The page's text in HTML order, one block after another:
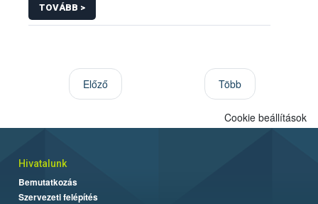
TOVÁBB >
Előző Több
Cookie beállítások
Hivatalunk
Bemutatkozás
Szervezeti felépítés